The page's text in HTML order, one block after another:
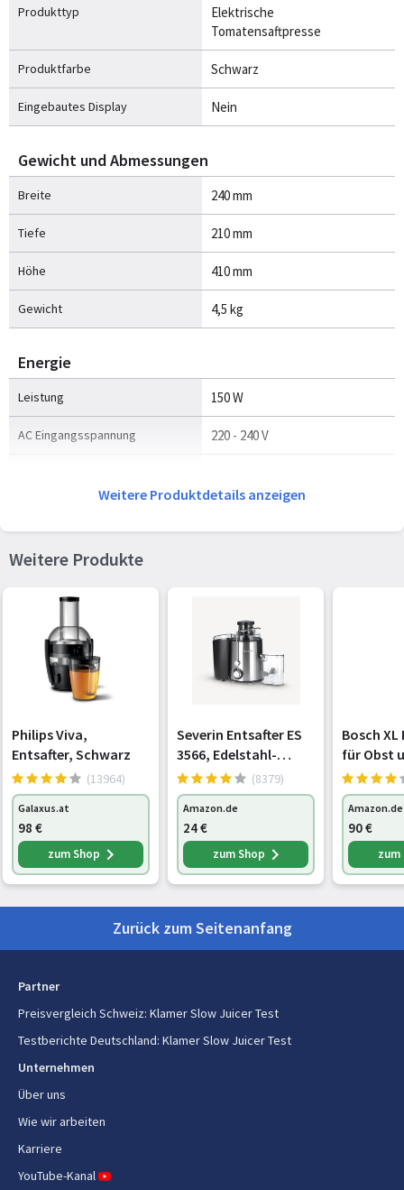
Produkttyp
Elektrische
Tomatensaftpresse
Produktfarbe Schwarz
Eingebautes Display Nein
Gewicht und Abmessungen
Breite 240 mm
Tiefe 210 mm
Höhe 410 mm
Gewicht 4,5 kg
Energie
Leistung 150 W
AC Eingangsspannung 220 - 240 V
Weitere Produktdetails anzeigen
Weitere Produkte
Philips Viva,
Entsafter, Schwarz
(13964)
Galaxus.at
98 €
zum Shop
Severin Entsafter ES
3566, Edelstahl-
schwarz
(8379)
Amazon.de
24€
zum Shop
Bosch
für Obst
große
schnell,
Amazon.de
90€
Zurück zum Seitenanfang
Partner
Preisvergleich Schweiz: Klamer Slow Juicer Test
Testberichte Deutschland: Klamer Slow Juicer Test
Unternehmen
Über uns
Wie wir arbeiten
Karriere
YouTube-Kanal